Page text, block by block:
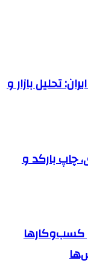
تحلیل بازار و
چاپ بارکد و
کسب‌وکارها